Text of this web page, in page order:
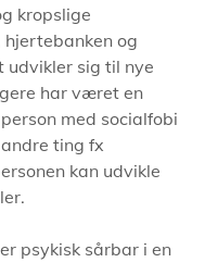
kropslige
og
udvikler sig til nye
har været en
med socialfobi
ting fx
kan udvikle
psykisk sårbar i en